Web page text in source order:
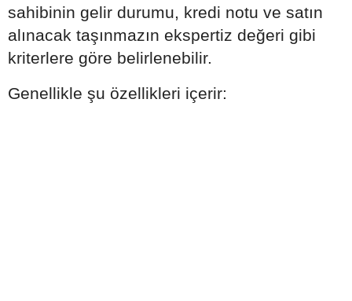
sahibinin gelir durumu, kredi notu ve satın
alınacak taşınmazın ekspertiz değeri gibi
kriterlere göre belirlenebilir.
Genellikle şu özellikleri içerir: